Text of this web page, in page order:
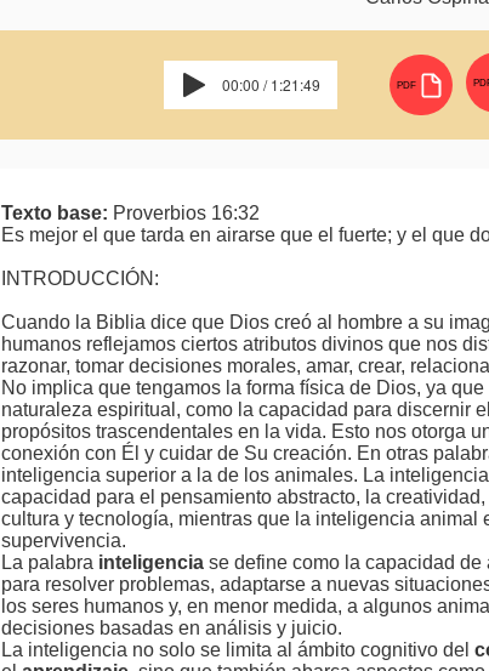
00:00 / 1:21:49 PDF
Texto base: Proverbios 16:32
Es mejor el que tarda en airarse que el fuerte; y el que
INTRODUCCIÓN:
Cuando la Biblia dice que Dios creó al hombre a su
humanos reflejamos ciertos atributos divinos que nos
razonar, tomar decisiones morales, amar, crear,
No implica que tengamos la forma física de Dios, ya
naturaleza espiritual, como la capacidad para discernir
propósitos trascendentales en la vida. Esto nos otorga
conexión con Él y cuidar de Su creación. En otras
inteligencia superior a la de los animales. La
capacidad para el pensamiento abstracto, la
cultura y tecnología, mientras que la inteligencia
supervivencia.
La palabra inteligencia se define como la capacidad
para resolver problemas, adaptarse a nuevas
los seres humanos y, en menor medida, a algunos
decisiones basadas en análisis y juicio.
La inteligencia no solo se limita al ámbito cognitivo del